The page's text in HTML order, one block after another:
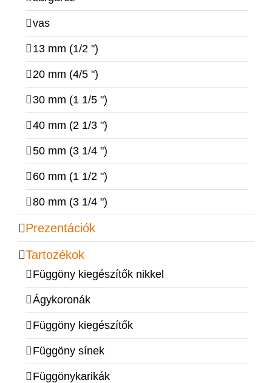
vas
13 mm (1/2 ")
20 mm (4/5 ")
30 mm (1 1/5 ")
40 mm (2 1/3 ")
50 mm (3 1/4 ")
60 mm (1 1/2 ")
80 mm (3 1/4 ")
Prezentációk
Tartozékok
Függöny kiegészítők nikkel
Ágykoronák
Függöny kiegészítők
Függöny sínek
Függönykarikák